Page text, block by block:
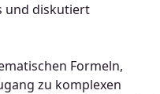
und diskutiert
Formeln,
zu komplexen